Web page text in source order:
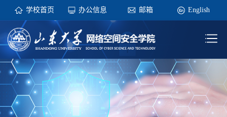
学校首页 办公信息 邮箱 English